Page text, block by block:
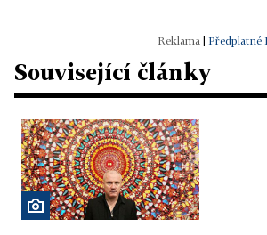
Předplatné
Související články